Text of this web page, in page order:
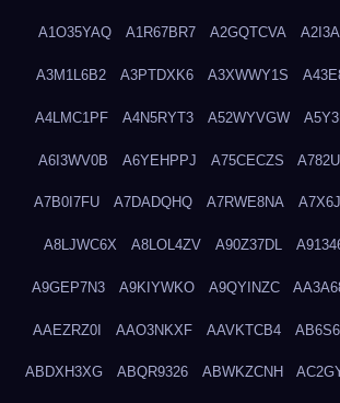
A1O35YAQ A1R67BR7 A2GQTCVA
A3M1L6B2 A3PTDXK6 A3XWWY1S
A4LMC1PF A4N5RYT3 A52WYVGW
A6I3WV0B A6YEHPPJ A75CECZS
A7B0I7FU A7DADQHQ A7RWE8NA
A8LJWC6X A8LOL4ZV A90Z37DL
A9GEP7N3 A9KIYWKO A9QYINZC
AAEZRZ0I AAO3NKXF AAVKTCB4
ABDXH3XG ABQR9326 ABWKZCNH